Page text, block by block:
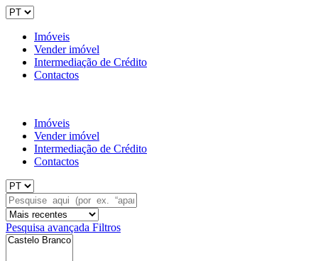
Imóveis
Vender imóvel
Intermediação de Crédito
Contactos
Imóveis
Vender imóvel
Intermediação de Crédito
Contactos
Pesquisa avançada Filtros